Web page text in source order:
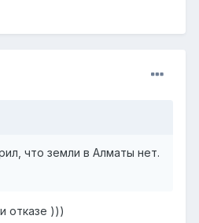
что земли в Алматы нет.
отказе )))